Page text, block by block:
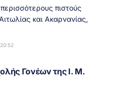
πιστούς
και Ακαρνανίας,
Γονέων της Ι. Μ.